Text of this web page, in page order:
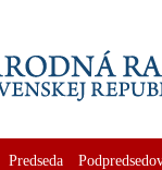
Predseda